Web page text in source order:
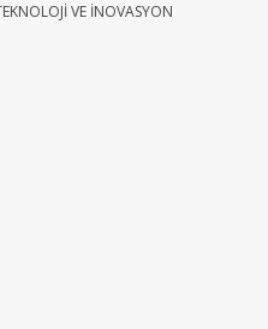
VE İNOVASYON